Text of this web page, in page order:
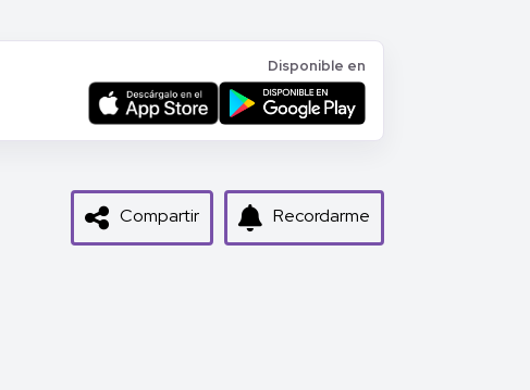
Disponible en
Compartir Recordarme